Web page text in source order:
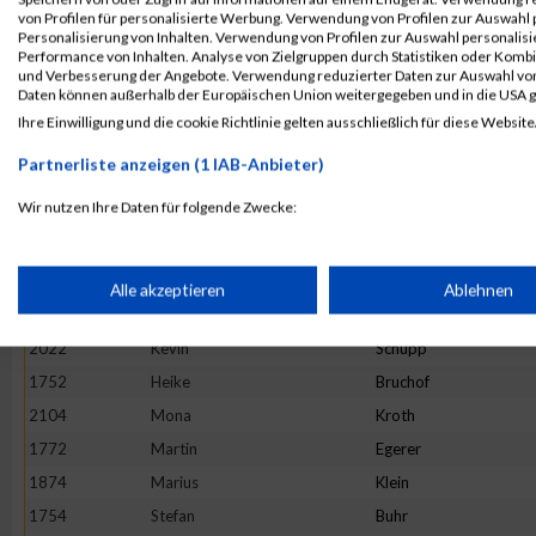
1724
Frederic Beck
1895
Hannah Krießbach
1907
Nathalie Laux
2090
Daniel Wiederstein
1904
Sophie
Maurice
1851
Ralph Huschka
2022
Kevin Schupp
1752
Heike Bruchof
2104
Mona Kroth
1772
Martin Egerer
1874
Marius Klein
1754
Stefan Buhr
von Profilen für personalisierte Werbung. Verwendung von Profilen zur
Personalisierung von Inhalten. Verwendung von Profilen zur Auswahl
Performance von Inhalten. Analyse von Zielgruppen durch Statistiken oder
und Verbesserung der Angebote. Verwendung reduzierter Daten zur Auswahl
Daten können außerhalb der Europäischen Union weitergegeben und in die USA
Ihre Einwilligung und die cookie Richtlinie gelten ausschließlich für diese
Partnerliste anzeigen (1 IAB-Anbieter)
Wir nutzen Ihre Daten für folgende Zwecke:
Speichern von oder Zugriff auf Informationen auf einem
Verwendung reduzierter Daten zur Auswahl von Werbeanzeigen
Verwendung von Profilen zur Auswahl personalisierter Werbung
Alle akzeptieren Ablehnen